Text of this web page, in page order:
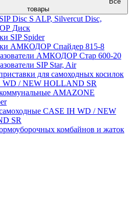
товары
Disc S ALP, Silvercut Disc,
Диск
SIP Spider
АМКОДОР Спайдер 815-8
АМКОДОР Стар 600-20
SIP Star, Air
для самоходных косилок
WD / NEW HOLLAND SR
AMAZONE
CASE IH WD / NEW
SR
комбайнов и жаток